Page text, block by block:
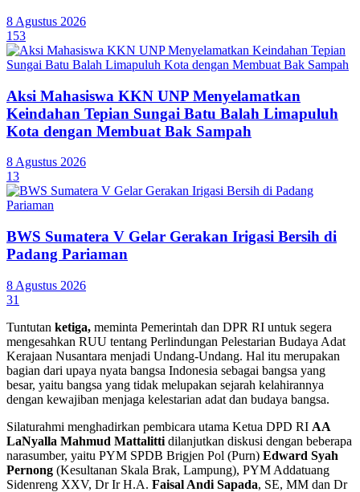
8 Agustus 2026
153
Aksi Mahasiswa KKN UNP Menyelamatkan
Keindahan Tepian Sungai Batu Balah Limapuluh
Kota dengan Membuat Bak Sampah
8 Agustus 2026
13
BWS Sumatera V Gelar Gerakan Irigasi Bersih di
Padang Pariaman
8 Agustus 2026
31
Tuntutan ketiga, meminta Pemerintah dan DPR RI untuk segera
mengesahkan RUU tentang Perlindungan Pelestarian Budaya Adat
Kerajaan Nusantara menjadi Undang-Undang. Hal itu merupakan
bagian dari upaya nyata bangsa Indonesia sebagai bangsa yang
besar, yaitu bangsa yang tidak melupakan sejarah kelahirannya
dengan kewajiban menjaga kelestarian adat dan budaya bangsa.
Silaturahmi menghadirkan pembicara utama Ketua DPD RI AA
LaNyalla Mahmud Mattalitti dilanjutkan diskusi dengan beberapa
narasumber, yaitu PYM SPDB Brigjen Pol (Purn) Edward Syah
Pernong (Kesultanan Skala Brak, Lampung), PYM Addatuang
Sidenreng XXV, Dr Ir H.A. Faisal Andi Sapada, SE, MM dan Dr